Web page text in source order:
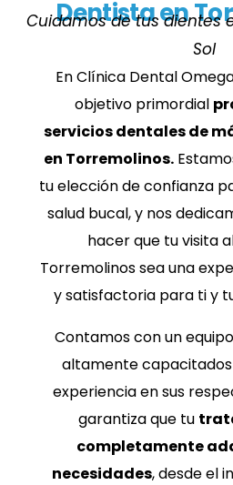
Dentista en
Cuidamos de tus dientes
Sol
En Clínica Dental
objetivo primordial
servicios dentales de
en Torremolinos.
tu elección de confianza
salud bucal, y nos
hacer que tu visita
Torremolinos sea una
y satisfactoria para ti y
Contamos con un
altamente
experiencia en sus
garantiza que tu
completamente
necesidades, desde el